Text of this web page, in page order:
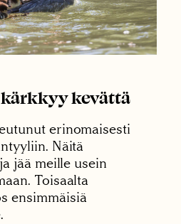
kevättä
erinomaisesti
Näitä
jää meille usein
Toisaalta
ensimmäisiä